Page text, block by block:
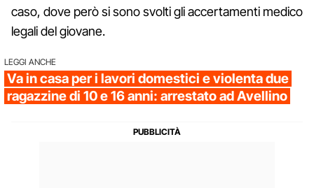
caso, dove però si sono svolti gli accertamenti medico
legali del giovane.
LEGGI ANCHE
Va in casa per i lavori domestici e violenta due
ragazzine di 10 e 16 anni: arrestato ad Avellino